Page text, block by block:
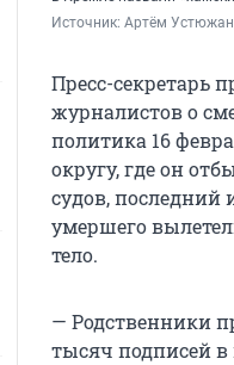
Источник: Артём
Пресс-секретарь
журналистов о
политика 16
округу, где он
судов, последний
умершего
тело.
— Родственники
тысяч подписей в